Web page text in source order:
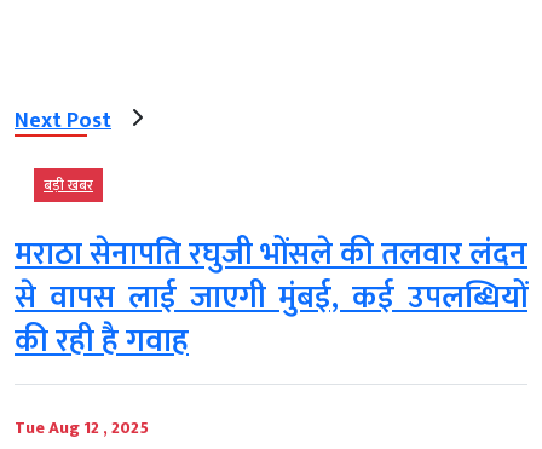
Next Post
बड़ी खबर
मराठा सेनापति रघुजी भोंसले की तलवार लंदन
से वापस लाई जाएगी मुंबई, कई उपलब्धियों
की रही है गवाह
Tue Aug 12 , 2025